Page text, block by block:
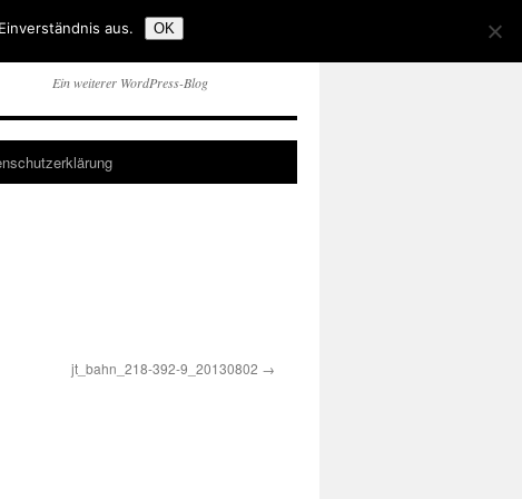
Ein weiterer WordPress-Blog
jt_bahn_218-392-9_20130802
aus. OK